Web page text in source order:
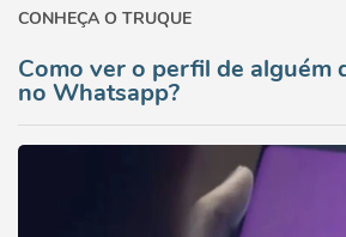
CONHEÇA O TRUQUE
Como ver o perfil de alguém
no Whatsapp?